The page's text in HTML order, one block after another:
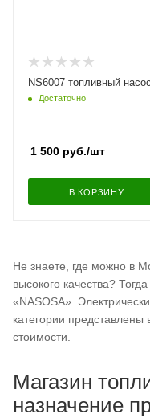
NS6007 топливный насос
Достаточно
1 500 руб./шт
В КОРЗИНУ
Не знаете, где можно в
высокого качества?
«NASOSA».
категории
стоимости.
Магазин
назначение